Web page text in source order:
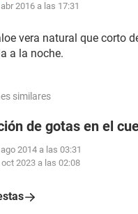
2016 a las 17:31
vera natural que corto
a la noche.
similares
de gotas en el
2014 a las 03:31
oct 2023 a las 02:08